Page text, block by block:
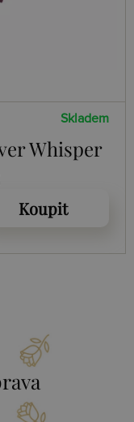
Skladem
Whisper
Koupit